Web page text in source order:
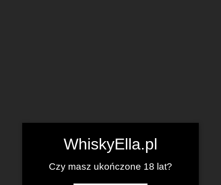
WhiskyElla.pl
Czy masz ukończone 18 lat?